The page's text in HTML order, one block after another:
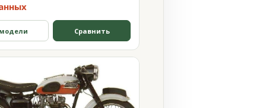
Сравнить